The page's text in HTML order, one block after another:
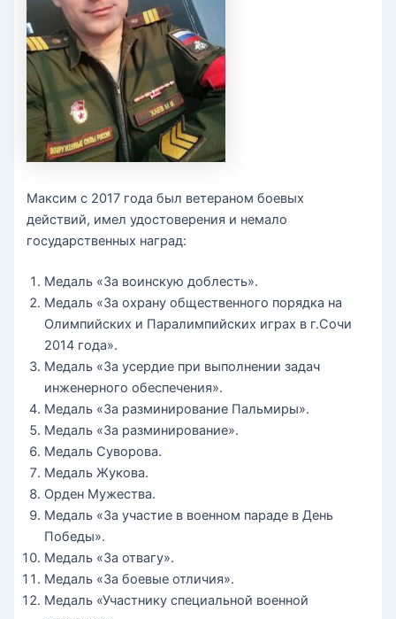
Максим с 2017 года был ветераном боевых
действий, имел удостоверения и немало
государственных наград:
Медаль «За воинскую доблесть».
Медаль «За охрану общественного порядка на
Олимпийских и Паралимпийских играх в г.Сочи
2014 года».
Медаль «За усердие при выполнении задач
инженерного обеспечения».
Медаль «За разминирование Пальмиры».
Медаль «За разминирование».
Медаль Суворова.
Медаль Жукова.
Орден Мужества.
Медаль «За участие в военном параде в День
Победы».
Медаль «За отвагу».
Медаль «За боевые отличия».
Медаль «Участнику специальной военной